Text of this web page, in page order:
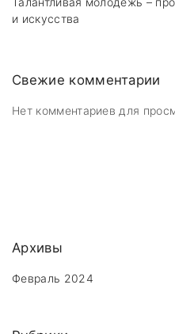
и искусства
Свежие комментарии
Нет комментариев для
Архивы
Февраль 2024